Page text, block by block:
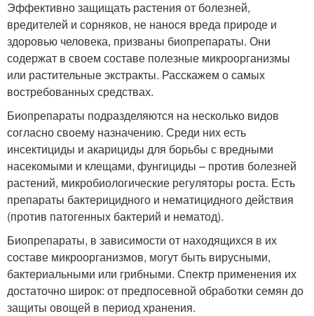
Эффективно защищать растения от болезней,
вредителей и сорняков, не нанося вреда природе и
здоровью человека, призваны биопрепараты. Они
содержат в своем составе полезные микроорганизмы
или растительные экстракты. Расскажем о самых
востребованных средствах.
Биопрепараты подразделяются на несколько видов
согласно своему назначению. Среди них есть
инсектициды и акарициды для борьбы с вредными
насекомыми и клещами, фунгициды – против болезней
растений, микробиологические регуляторы роста. Есть
препараты бактерицидного и нематицидного действия
(против патогенных бактерий и нематод).
Биопрепараты, в зависимости от находящихся в их
составе микроорганизмов, могут быть вирусными,
бактериальными или грибными. Спектр применения их
достаточно широк: от предпосевной обработки семян до
защиты овощей в период хранения.